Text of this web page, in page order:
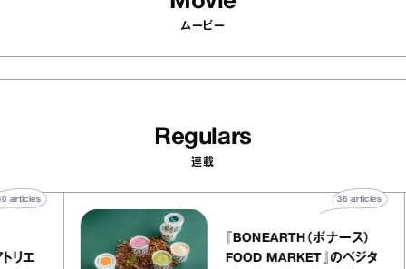
ムービー
Regulars
連載
ー アトリエ
40
『BONEARTH（ボナース
FOOD MARKET』のベ
36